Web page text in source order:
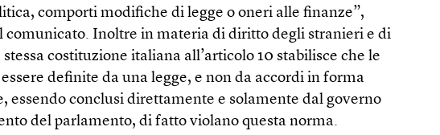
comporti modifiche di legge o oneri alle finanze”,
comunicato. Inoltre in materia di diritto degli stranieri e di
costituzione italiana all’articolo 10 stabilisce che le
definite da una legge, e non da accordi in forma
essendo conclusi direttamente e solamente dal governo
del parlamento, di fatto violano questa norma.